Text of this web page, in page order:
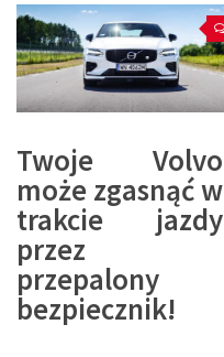
Twoje Volvo
może zgasnąć w
trakcie jazdy
przez
przepalony
bezpiecznik!